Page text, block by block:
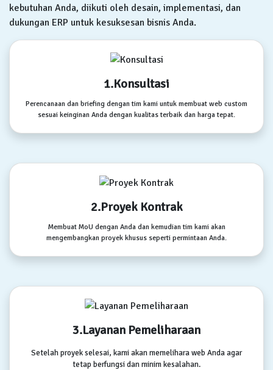
kebutuhan Anda, diikuti oleh desain, implementasi, dan
dukungan ERP untuk kesuksesan bisnis Anda.
1.Konsultasi
Perencanaan dan briefing dengan tim kami untuk membuat web custom
sesuai keinginan Anda dengan kualitas terbaik dan harga tepat.
2.Proyek Kontrak
Membuat MoU dengan Anda dan kemudian tim kami akan
mengembangkan proyek khusus seperti permintaan Anda.
3.Layanan Pemeliharaan
Setelah proyek selesai, kami akan memelihara web Anda agar
tetap berfungsi dan minim kesalahan.